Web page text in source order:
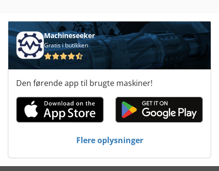
Machineseeker
Gratis i butikken
Den førende app til brugte maskiner!
Flere oplysninger